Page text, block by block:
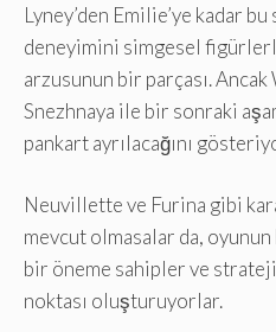
Lyney’den Emilie’ye kadar
deneyimini simgesel
arzusunun bir parçası.
Snezhnaya ile bir sonraki
pankart ayrılacağını
Neuvillette ve Furina gibi
mevcut olmasalar da,
bir öneme sahipler ve
noktası oluşturuyorlar.